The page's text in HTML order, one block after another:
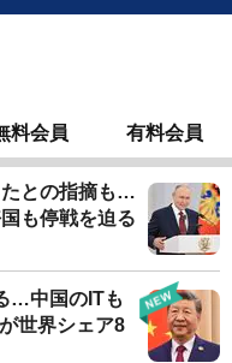
料会員 有料会員
たとの指摘も…
も停戦を迫る
…中国のITも
世界シェア8